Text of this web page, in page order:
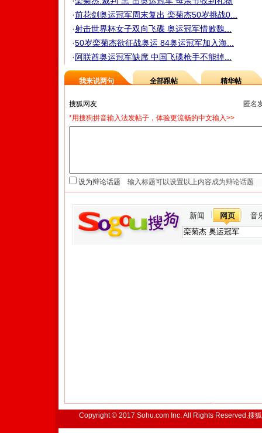
·前花剑奥运冠军周末复出 栾菊杰50岁挑战0...
·射击世界杯女子双向飞碟 奥运冠军惜败魏...
·50岁栾菊杰欲征战奥运 84奥运冠军加入海...
· 阿联酋奥运冠军缺席 中国飞碟枪手不能掉...
我来说两句 全部跟帖 精华帖
匿名
*用搜狗拼音输入法发帖子，体验更流畅的中文输入>>
设为辩论话题
新闻 网页 音
Copyright © 2017 Sohu.com Inc. All Rights Reserved.搜